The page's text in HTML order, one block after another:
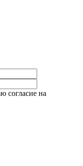
согласие на